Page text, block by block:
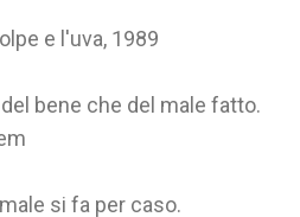
e l'uva, 1989
bene che del male fatto.
si fa per caso.